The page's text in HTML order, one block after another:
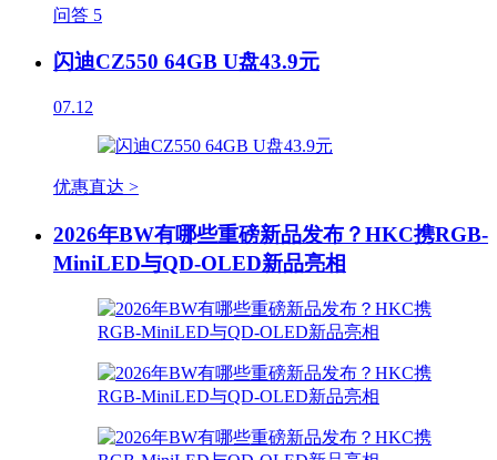
问答 5
闪迪CZ550 64GB U盘43.9元
07.12
优惠直达 >
2026年BW有哪些重磅新品发布？HKC携RGB-
MiniLED与QD-OLED新品亮相